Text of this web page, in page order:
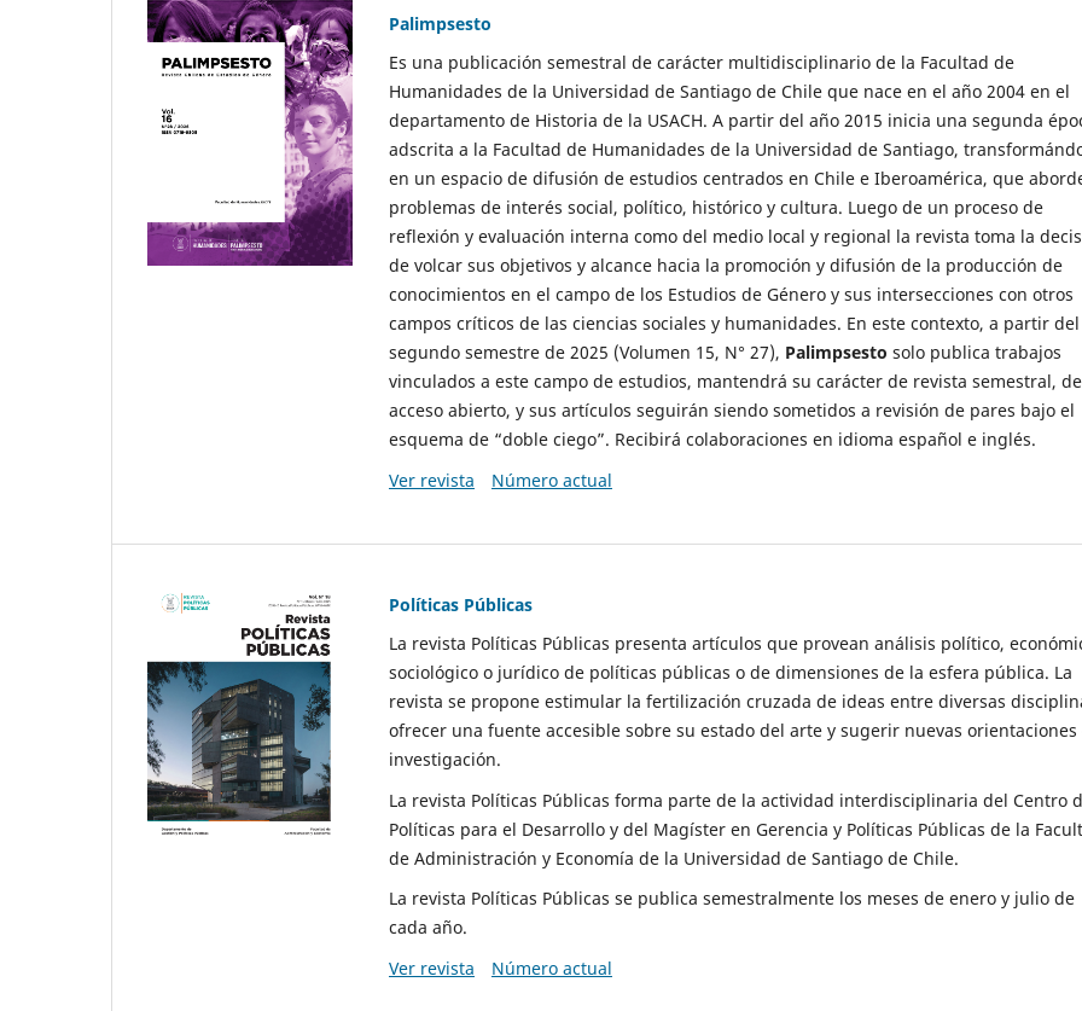
Palimpsesto
Es una publicación semestral de carácter multidisciplinario de la Facultad de
Humanidades de la Universidad de Santiago de Chile que nace en el año 2004 en el
departamento de Historia de la USACH. A partir del año 2015 inicia una segunda
adscrita a la Facultad de Humanidades de la Universidad de Santiago,
en un espacio de difusión de estudios centrados en Chile e Iberoamérica, que
problemas de interés social, político, histórico y cultura. Luego de un proceso de
reflexión y evaluación interna como del medio local y regional la revista toma la
de volcar sus objetivos y alcance hacia la promoción y difusión de la producción de
conocimientos en el campo de los Estudios de Género y sus intersecciones con otros
campos críticos de las ciencias sociales y humanidades. En este contexto, a partir del
segundo semestre de 2025 (Volumen 15, N° 27), Palimpsesto solo publica trabajos
vinculados a este campo de estudios, mantendrá su carácter de revista semestral, de
acceso abierto, y sus artículos seguirán siendo sometidos a revisión de pares bajo el
esquema de “doble ciego”. Recibirá colaboraciones en idioma español e inglés.
Ver revista
Número actual
Políticas Públicas
La revista Políticas Públicas presenta artículos que provean análisis político,
sociológico o jurídico de políticas públicas o de dimensiones de la esfera pública. La
revista se propone estimular la fertilización cruzada de ideas entre diversas
ofrecer una fuente accesible sobre su estado del arte y sugerir nuevas orientaciones
investigación.
La revista Políticas Públicas forma parte de la actividad interdisciplinaria del Centro
Políticas para el Desarrollo y del Magíster en Gerencia y Políticas Públicas de la
de Administración y Economía de la Universidad de Santiago de Chile.
La revista Políticas Públicas se publica semestralmente los meses de enero y julio de
cada año.
Ver revista
Número actual